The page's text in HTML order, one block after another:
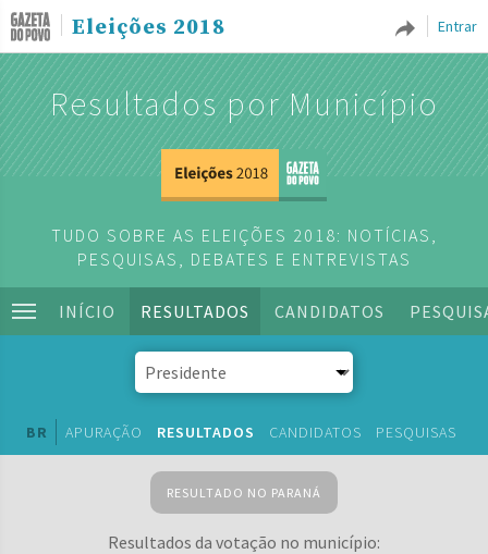
Entrar
Eleições 2018
Resultados por Município
TUDO SOBRE AS ELEIÇÕES 2018: NOTÍCIAS,
PESQUISAS, DEBATES E ENTREVISTAS
INÍCIO RESULTADOS CANDIDATOS
BR APURAÇÃO RESULTADOS CANDIDATOS PESQUISAS
RESULTADO NO PARANÁ
Resultados da votação no município: